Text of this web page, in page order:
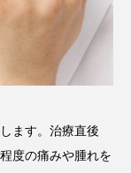
ます。治療直後
度の痛みや腫れを